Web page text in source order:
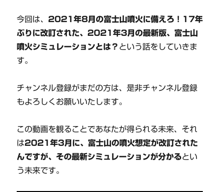
今回は、2021年8月の富士山噴火に備えろ！17年
ぶりに改訂された、2021年3月の最新版、富士山
噴火シミュレーションとは？ という話をしていきま
す。
チャンネル登録がまだの方は、是非チャンネル登録
もよろしくお願いいたします。
この動画を観ることであなたが得られる未来、それ
は2021年3月に、富士山の噴火想定が改訂された
んですが、その最新シミュレーションが分かるとい
う未来です。